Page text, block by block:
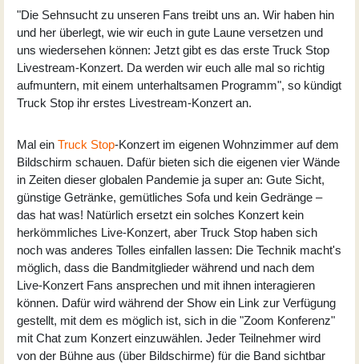
"Die Sehnsucht zu unseren Fans treibt uns an. Wir haben hin
und her überlegt, wie wir euch in gute Laune versetzen und
uns wiedersehen können: Jetzt gibt es das erste Truck Stop
Livestream-Konzert. Da werden wir euch alle mal so richtig
aufmuntern, mit einem unterhaltsamen Programm", so kündigt
Truck Stop ihr erstes Livestream-Konzert an.
Mal ein Truck Stop-Konzert im eigenen Wohnzimmer auf dem
Bildschirm schauen. Dafür bieten sich die eigenen vier Wände
in Zeiten dieser globalen Pandemie ja super an: Gute Sicht,
günstige Getränke, gemütliches Sofa und kein Gedränge –
das hat was! Natürlich ersetzt ein solches Konzert kein
herkömmliches Live-Konzert, aber Truck Stop haben sich
noch was anderes Tolles einfallen lassen: Die Technik macht's
möglich, dass die Bandmitglieder während und nach dem
Live-Konzert Fans ansprechen und mit ihnen interagieren
können. Dafür wird während der Show ein Link zur Verfügung
gestellt, mit dem es möglich ist, sich in die "Zoom Konferenz"
mit Chat zum Konzert einzuwählen. Jeder Teilnehmer wird
von der Bühne aus (über Bildschirme) für die Band sichtbar